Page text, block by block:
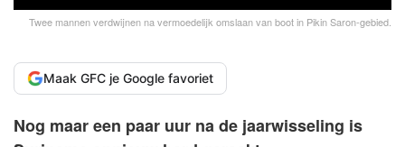
Twee mannen verdwijnen na vermoedelijk omslaan van boot in Pikin Saron-gebied.
Maak GFC je Google favoriet
Nog maar een paar uur na de jaarwisseling is